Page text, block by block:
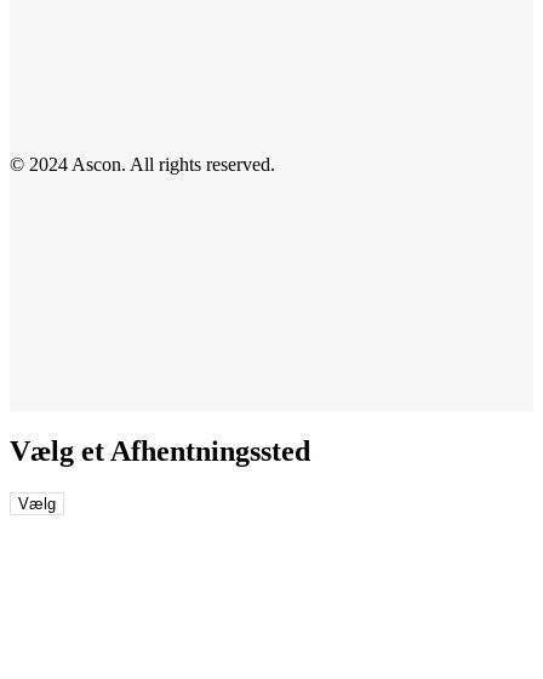
© 2024 Ascon. All rights reserved.
Vælg et Afhentningssted
Vælg